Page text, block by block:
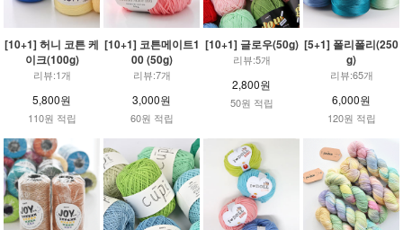
[10+1] 허니 코튼 케
이크(100g)
리뷰:1개
5,800원
110원 적립
[10+1] 코튼메이트1
00 (50g)
리뷰:7개
3,000원
60원 적립
[10+1] 글로우(50g)
리뷰:5개
2,800원
50원 적립
[5+1] 폴리폴리(250
g)
리뷰:65개
6,000원
120원 적립